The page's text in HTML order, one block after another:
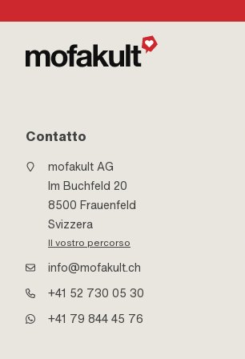
Contatto
mofakult AG
Im Buchfeld 20
8500 Frauenfeld
Svizzera
Il vostro percorso
info@mofakult.ch
+41 52 730 05 30
+41 79 844 45 76